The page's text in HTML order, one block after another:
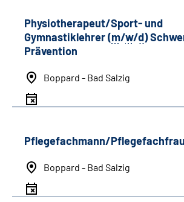
Physiotherapeut/Sport- und
Gymnastiklehrer (m/w/d)
Prävention
Boppard - Bad Salzig
Pflegefachmann/
Boppard - Bad Salzig